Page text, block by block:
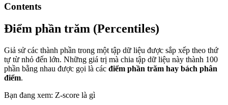
Contents
Điểm phần trăm (Percentiles)
Giả sử các thành phần trong một tập dữ liệu được sắp xếp theo thứ
tự từ nhỏ đến lớn. Những giá trị mà chia tập dữ liệu này thành 100
phần bằng nhau được gọi là các điểm phần trăm hay bách phân
điểm.
Bạn đang xem: Z-score là gì